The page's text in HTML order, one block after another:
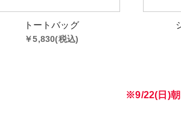
トートバッグ
￥5,830(税込)
※9/22(日)朝